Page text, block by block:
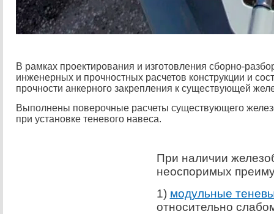
В рамках проектирования и изготовления сборно-
инженерных и прочностных расчетов конструкции и
прочности анкерного закрепления к существующей
Выполнены поверочные расчеты существующего
при установке теневого навеса.
При наличии
неоспоримых
1) модульные
относительно